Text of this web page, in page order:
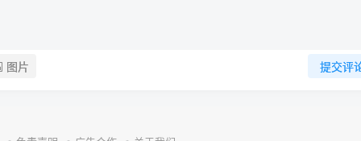
提交评
图片